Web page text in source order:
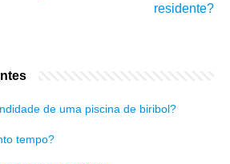
residente?
de uma piscina de biribol?
tempo?